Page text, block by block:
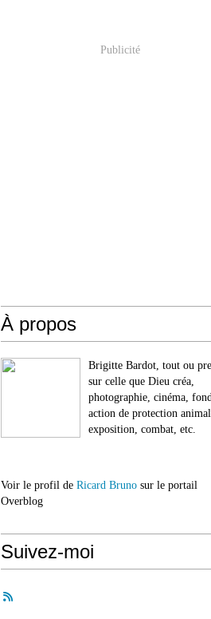
Publicité
À propos
Brigitte Bardot, tout ou
sur celle que Dieu créa,
photographie, cinéma,
action de protection
exposition, combat, etc.
Voir le profil de Ricard Bruno sur le portail
Overblog
Suivez-moi